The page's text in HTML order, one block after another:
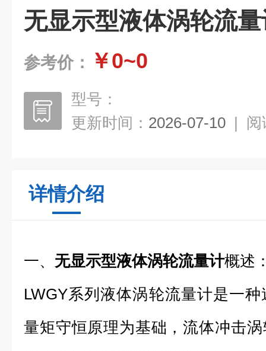
无显示型液体涡轮流
参考价： ￥0~0
型号：
更新时间： 2026-07-10 | 阅
详情介绍
一、 无显示型液体涡轮流量计概述
LWGY系列液体涡轮流量计是一
量矩守恒原理为基础，流体冲击